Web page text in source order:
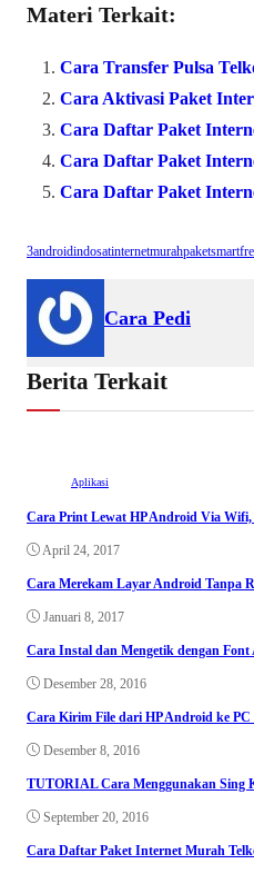
bo
ok
tte
r
ts
A
pp
Materi Terkait:
Cara Transfer Pulsa
Cara Aktivasi Paket
Cara Daftar Paket
Cara Daftar Paket
Cara Daftar Paket
3androidindosatinternetmurahpaket
Cara Pedi
Berita Terkait
Aplikasi
Cara Print Lewat HP Android Via
April 24, 2017
Cara Merekam Layar Android Tanpa
Januari 8, 2017
Cara Instal dan Mengetik dengan
Desember 28, 2016
Cara Kirim File dari HP Android ke
Desember 8, 2016
TUTORIAL Cara Menggunakan Sing
September 20, 2016
Cara Daftar Paket Internet Murah